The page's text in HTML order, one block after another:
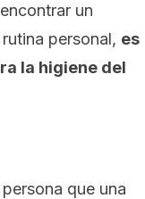
un
personal, es
la higiene del
que una